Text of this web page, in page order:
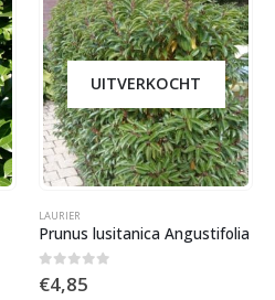
UITVERKOCHT
LAURIER
Prunus lusitanica Angustifolia
0out of 5
€4,85